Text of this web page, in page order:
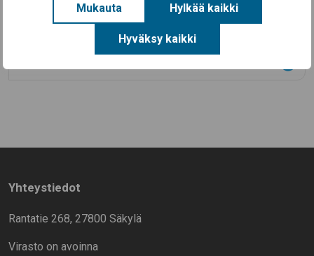
Mukauta Hylkää kaikki
Hyväksy kaikki
Aineellisen avun kortteja on nyt haettavissa
Säkylässä (EU-ruokakortteja)
Yhteystiedot
Rantatie 268, 27800 Säkylä
Virasto on avoinna